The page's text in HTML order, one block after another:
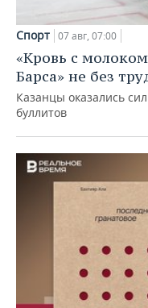
Спорт 07 авг, 07:00
«Кровь с
Барса» не без
Казанцы оказались
буллитов